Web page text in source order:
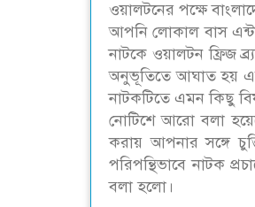
ওয়ালটনের পক্ষে
আপনি লোকাল বাস
নাটকে ওয়ালটন ফ্রিজ
অনুভূতিতে আঘাত হয়
নাটকটিতে এমন কিছু
নোটিশে আরো বলা
করায় আপনার সঙ্গে
পরিপন্থিভাবে নাটক
বলা হলো।